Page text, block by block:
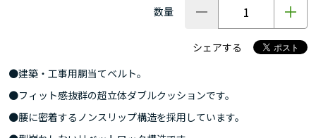
数量
シェアする
●建築・工事用胴当てベルト。
●フィット感抜群の超立体ダブルクッションです。
●腰に密着するノンスリップ構造を採用しています。